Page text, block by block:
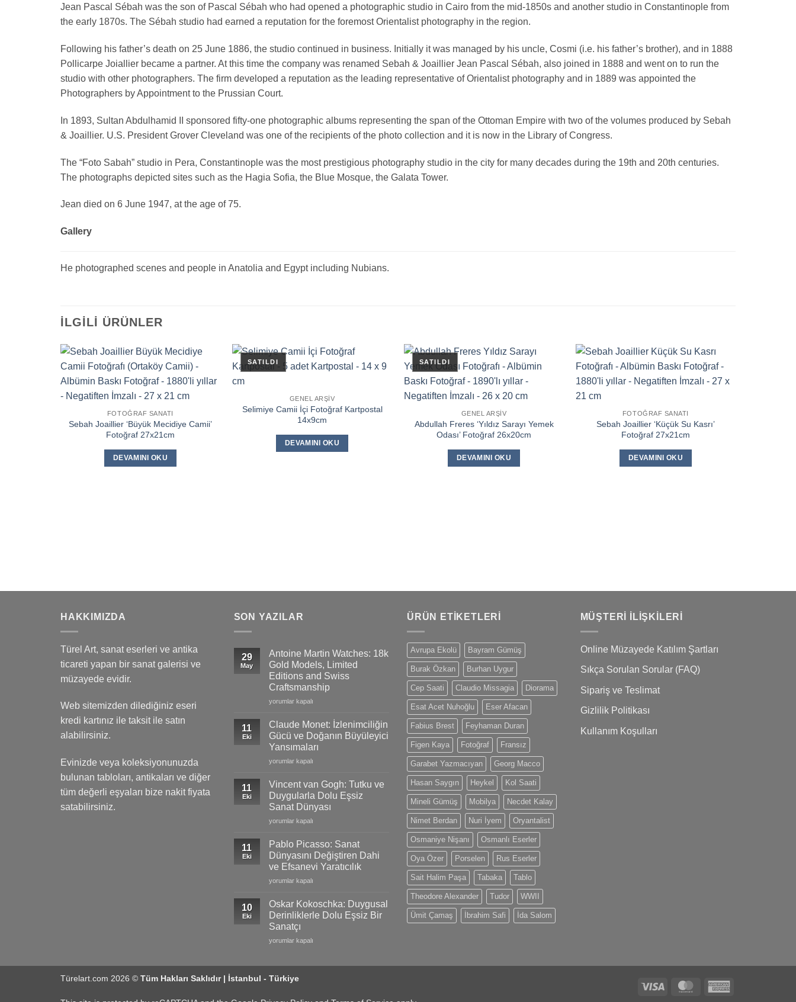
Jean Pascal Sébah was the son of Pascal Sébah who had opened a photographic studio in Cairo from the mid-1850s and another studio in Constantinople from
the early 1870s. The Sébah studio had earned a reputation for the foremost Orientalist photography in the region.
Following his father’s death on 25 June 1886, the studio continued in business. Initially it was managed by his uncle, Cosmi (i.e. his father’s brother), and in 1888
Pollicarpe Joiallier became a partner. At this time the company was renamed Sebah & Joaillier Jean Pascal Sébah, also joined in 1888 and went on to run the
studio with other photographers. The firm developed a reputation as the leading representative of Orientalist photography and in 1889 was appointed the
Photographers by Appointment to the Prussian Court.
In 1893, Sultan Abdulhamid II sponsored fifty-one photographic albums representing the span of the Ottoman Empire with two of the volumes produced by Sebah
& Joaillier. U.S. President Grover Cleveland was one of the recipients of the photo collection and it is now in the Library of Congress.
The “Foto Sabah” studio in Pera, Constantinople was the most prestigious photography studio in the city for many decades during the 19th and 20th centuries.
The photographs depicted sites such as the Hagia Sofia, the Blue Mosque, the Galata Tower.
Jean died on 6 June 1947, at the age of 75.
Gallery
He photographed scenes and people in Anatolia and Egypt including Nubians.
İLGILI ÜRÜNLER
FOTOĞRAF SANATI
Sebah Joaillier ‘Büyük Mecidiye Camii’
Fotoğraf 27x21cm
DEVAMINI OKU
GENEL ARŞIV
Selimiye Camii İçi Fotoğraf Kartpostal
14x9cm
DEVAMINI OKU
GENEL ARŞIV
Abdullah Freres ‘Yıldız Sarayı Yemek
Odası’ Fotoğraf 26x20cm
DEVAMINI OKU
FOTOĞRAF SANATI
Sebah Joaillier ‘Küçük Su Kasrı’
Fotoğraf 27x21cm
DEVAMINI OKU
HAKKIMIZDA
Türel Art, sanat eserleri ve antika
ticareti yapan bir sanat galerisi ve
müzayede evidir.
Web sitemizden dilediğiniz eseri
kredi kartınız ile taksit ile satın
alabilirsiniz.
Evinizde veya koleksiyonunuzda
bulunan tabloları, antikaları ve diğer
tüm değerli eşyaları bize nakit fiyata
satabilirsiniz.
SON YAZILAR
29
May
Antoine Martin Watches: 18k
Gold Models, Limited
Editions and Swiss
Craftsmanship
Antoine
Watches:
18k
Gold
Models,
Limited
and
Swiss
Craftsmanship
için
yorumlar kapalı
11
Eki
Claude Monet: İzlenimciliğin
Gücü ve Doğanın Büyüleyici
Yansımaları
Claude
İzlenimciliğin
Gücü
ve
Doğanın
Büyüleyici
için
yorumlar kapalı
11
Eki
Vincent van Gogh: Tutku ve
Duygularla Dolu Eşsiz
Sanat Dünyası
Vincent
Gogh:
Tutku
ve
Duygularla
Dolu
Sanat
Dünyası
için
yorumlar kapalı
11
Eki
Pablo Picasso: Sanat
Dünyasını Değiştiren Dahi
ve Efsanevi Yaratıcılık
Pablo
Sanat
Dünyasını
Değiştiren
Dahi
ve
yorumlar kapalı
10
Eki
Oskar Kokoschka: Duygusal
Derinliklerle Dolu Eşsiz Bir
Sanatçı
Oskar
Dolu
Bir
yorumlar kapalı
ÜRÜN ETIKETLERI
Avrupa Ekolü Bayram Gümüş
Burak Özkan Burhan Uygur
Cep Saati Claudio Missagia Diorama
Esat Acet Nuhoğlu Eser Afacan
Fabius Brest Feyhaman Duran
Figen Kaya Fotoğraf Fransız
Garabet Yazmacıyan Georg Macco
Hasan Saygın Heykel Kol Saati
Mineli Gümüş Mobilya Necdet Kalay
Nimet Berdan Nuri İyem Oryantalist
Osmaniye Nişanı Osmanlı Eserler
Oya Özer Porselen Rus Eserler
Sait Halim Paşa Tabaka Tablo
Theodore Alexander Tudor WWII
Ümit Çamaş İbrahim Safi İda Salom
MÜŞTERI İLIŞKILERI
Online Müzayede Katılım Şartları
Sıkça Sorulan Sorular (FAQ)
Sipariş ve Teslimat
Gizlilik Politikası
Kullanım Koşulları
Visa MasterCard
Türelart.com 2026 © Tüm Hakları Saklıdır | İstanbul - Türkiye